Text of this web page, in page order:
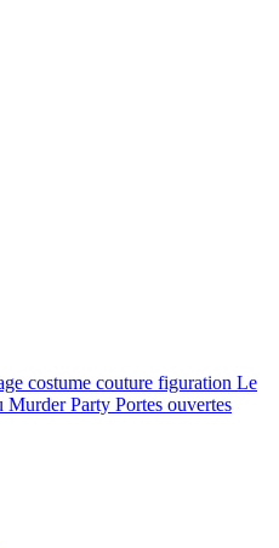
costume couture figuration Le
Murder Party Portes ouvertes